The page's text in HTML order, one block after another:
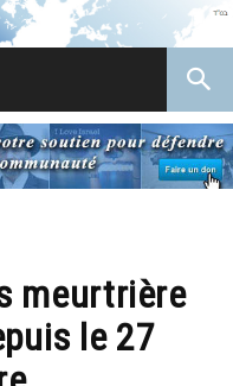
meurtrière
le 27